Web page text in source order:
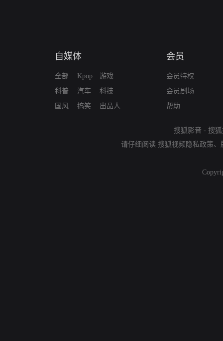
自媒体
全部
科普
国风
Kpop
汽车
搞笑
游戏
科技
出品人
会员
会员特权
会员剧场
帮助
搜狐影音 - 搜
请仔细阅读 搜狐视频隐私政策、